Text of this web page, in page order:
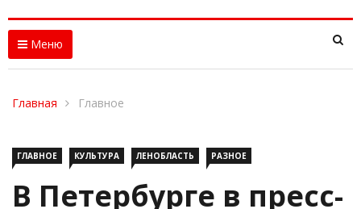
ГЛАВНОЕ КУЛЬТУРА ЛЕНОБЛАСТЬ РАЗНОЕ